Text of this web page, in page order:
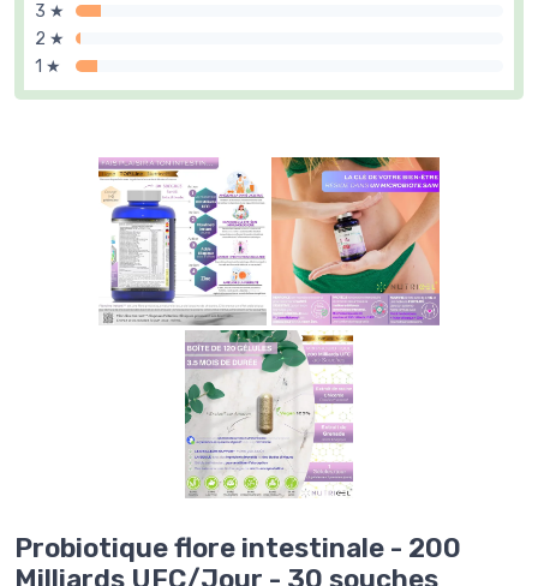
3 ★
2 ★
1 ★
Probiotique flore intestinale - 200
Milliards UFC/Jour - 30 souches